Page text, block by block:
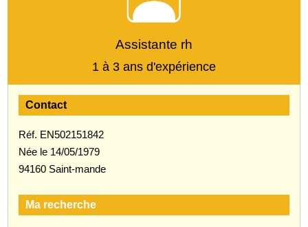
Assistante rh
1 à 3 ans d'expérience
Contact
Réf. EN502151842
Née le 14/05/1979
94160 Saint-mande
Ma recherche